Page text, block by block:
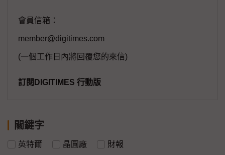
會員信箱：
member@digitimes.com
(一個工作日內將回覆您的來信)
訂閱DIGITIMES 行動版
關鍵字
英特爾 晶圓廠 財報